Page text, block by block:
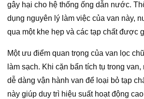
gây hại cho hệ thống ống dẫn nước.
dụng nguyên lý làm việc của van này,
qua một khe hẹp và các tạp chất được
Một ưu điểm quan trọng của van lọc
làm sạch. Khi cặn bẩn tích tụ trong
dễ dàng vận hành van để loại bỏ tạp
này giúp duy trì hiệu suất hoạt động